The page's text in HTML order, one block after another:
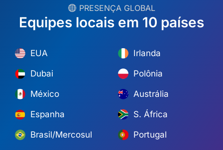
︎ PRESENÇA GLOBAL
Equipes locais em 10 países
EUA
Dubai
México
Espanha
Brasil/Mercosul
Irlanda
Polônia
Austrália
S. África
Portugal